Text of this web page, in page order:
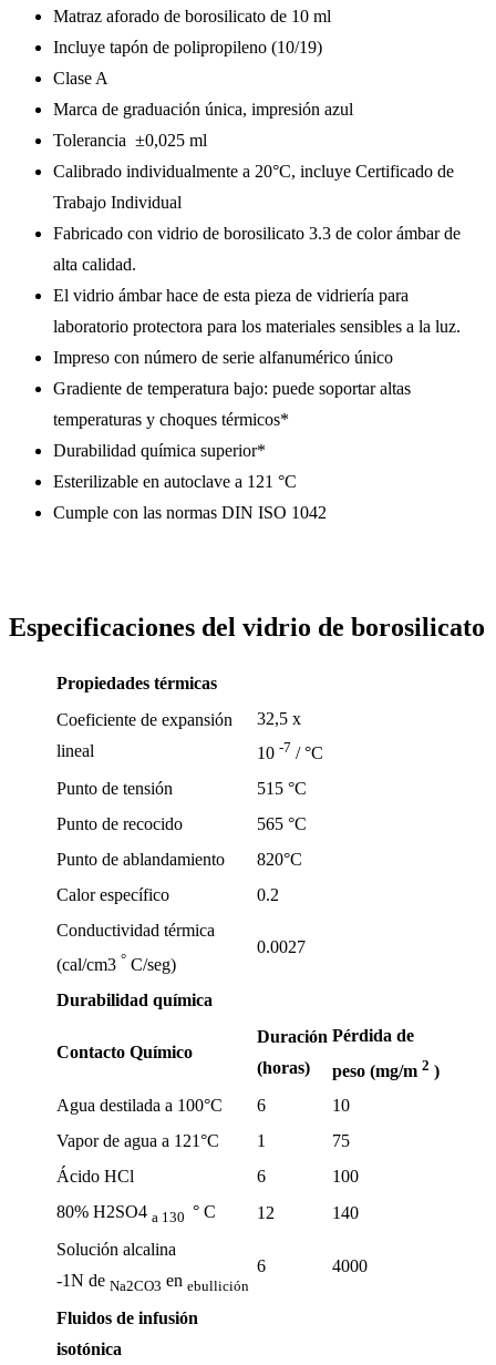
Matraz aforado de borosilicato de 10 ml
Incluye tapón de polipropileno (10/19)
Clase A
Marca de graduación única, impresión azul
Tolerancia ±0,025 ml
Calibrado individualmente a 20°C, incluye Certificado de
Trabajo Individual
Fabricado con vidrio de borosilicato 3.3 de color ámbar de
alta calidad.
El vidrio ámbar hace de esta pieza de vidriería para
laboratorio protectora para los materiales sensibles a la luz.
Impreso con número de serie alfanumérico único
Gradiente de temperatura bajo: puede soportar altas
temperaturas y choques térmicos*
Durabilidad química superior*
Esterilizable en autoclave a 121 °C
Cumple con las normas DIN ISO 1042
Especificaciones del vidrio de borosilicato
Propiedades térmicas
Coeficiente de expansión
lineal
32,5 x
10 -7 / °C
Punto de tensión
515 °C
Punto de recocido
565 °C
Punto de ablandamiento
820°C
Calor específico
0.2
Conductividad térmica
(cal/cm3 ° C/seg)
0.0027
Durabilidad química
Contacto Químico
Duración
(horas)
Pérdida de
peso (mg/m 2 )
Agua destilada a 100°C
6
10
Vapor de agua a 121°C
1
75
Ácido HCl
6
100
80% H2SO4 a 130 ° C 12
140
Solución alcalina
-1N de Na2CO3 en ebullición
6 4000
Fluidos de infusión
isotónica